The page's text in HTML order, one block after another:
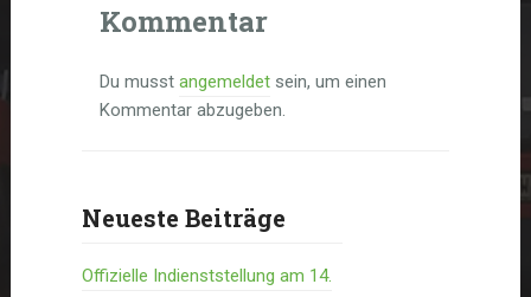
Kommentar
Du musst angemeldetsein, um einen
Kommentar abzugeben.
Neueste Beiträge
Offizielle Indienststellung am 14.